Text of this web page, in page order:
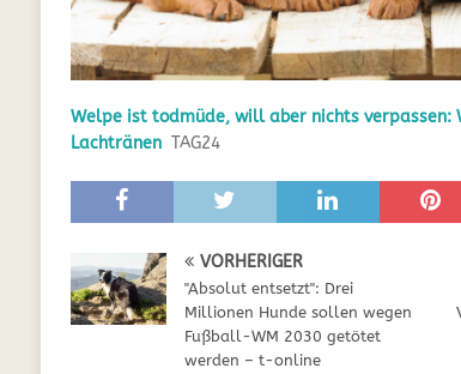
GESUNDHEIT
[ Juli 5, 2025 ] Der Wössinger
[ Juli 5, 2025 ] Unter Kritik:
[ September 29, 2021 ] Kalzium
Welpe ist todmüde, will aber nichts verpassen:
Lachtränen TAG24
VORHERIGER
"Absolut entsetzt": Drei
Millionen Hunde sollen wegen
Fußball-WM 2030 getötet
werden – t-online